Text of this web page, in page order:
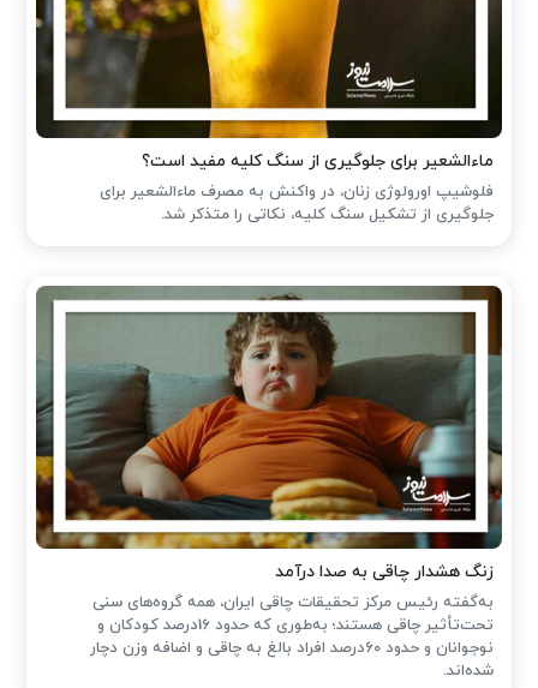
ماءالشعیر برای جلوگیری از سنگ کلیه مفید است؟
فلوشیپ اورولوژی زنان، در واکنش به مصرف ماءالشعیر برای
جلوگیری از تشکیل سنگ کلیه، نکاتی را متذکر شد.
زنگ هشدار چاقی به صدا درآمد
به‌گفته رئیس مرکز تحقیقات چاقی ایران، همه گروه‌های سنی
تحت‌تأثیر چاقی هستند؛ به‌طوری که حدود 16درصد کودکان و
نوجوانان و حدود 60درصد افراد بالغ به چاقی و اضافه وزن دچار
شده‌اند.